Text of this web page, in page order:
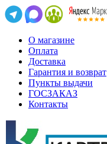
О магазине
Оплата
Доставка
Гарантия и возврат
Пункты выдачи
ГОСЗАКАЗ
Контакты